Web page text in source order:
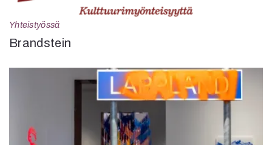
Yhteistyössä
Brandstein